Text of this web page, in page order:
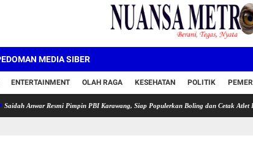
MEDIA SIBER
ENTERTAINMENT OLAH RAGA KESEHATAN POLITIK
Resmi Pimpin PBI Karawang, Siap Populerkan Boling dan Cetak Atlet Berprestasi